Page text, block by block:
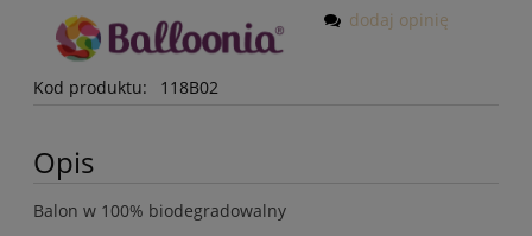
Kod produktu: 118B02
dodaj opinię
Opis
Balon w 100% biodegradowalny